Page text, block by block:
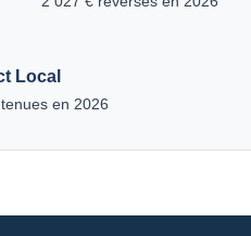
Local
en 2026